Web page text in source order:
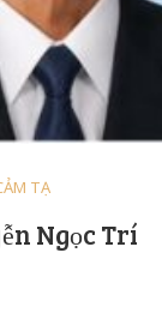
TẠ
Ngọc Trí